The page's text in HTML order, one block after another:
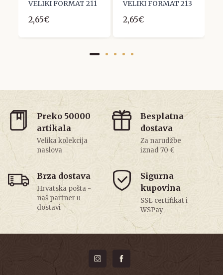
VELIKI FORMAT 211
2,65€
VELIKI FORMAT 213
2,65€
Preko 50000
artikala
Velika kolekcija
naslova
Besplatna
dostava
Za narudžbe
iznad 70 €
Brza dostava
Hrvatska pošta -
naš partner u
dostavi
Sigurna
kupovina
SSL certifikat i
WSPay